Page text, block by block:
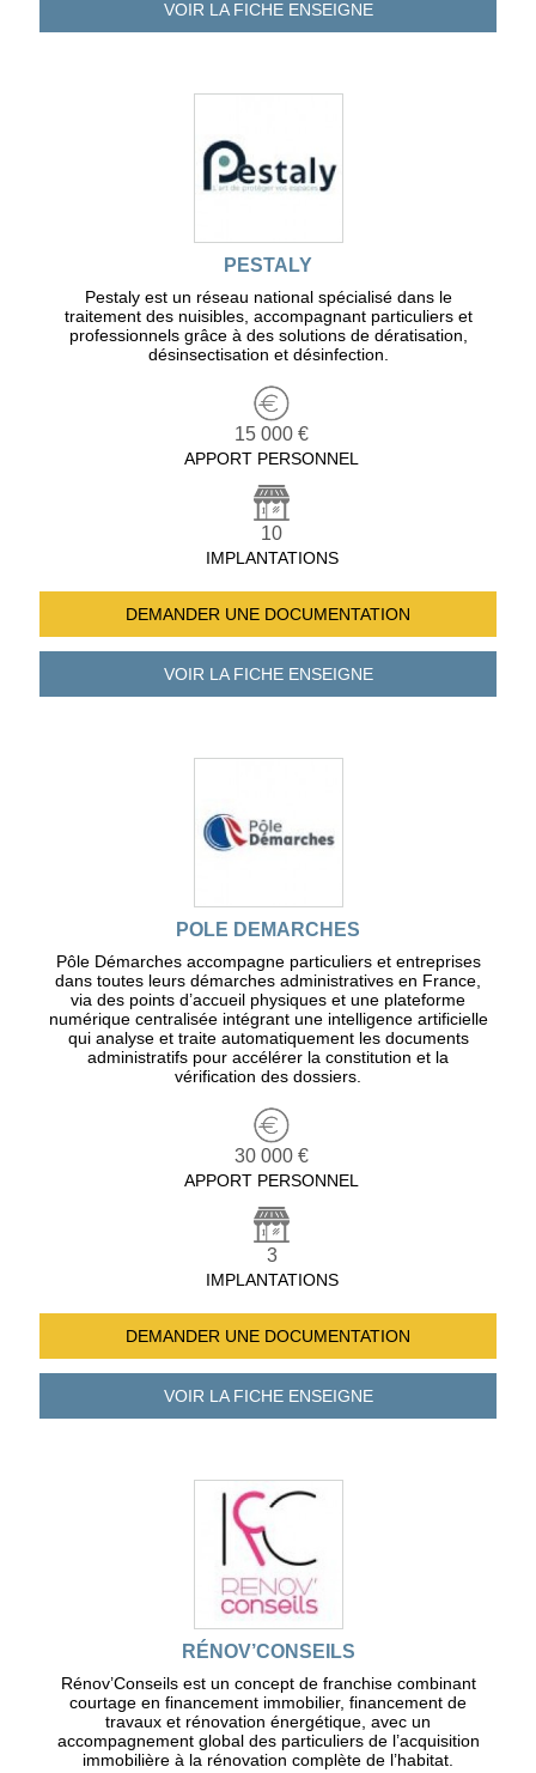
VOIR LA FICHEENSEIGNE
PESTALY
Pestaly est un réseau national spécialisé dans le
traitement des nuisibles, accompagnant particuliers et
professionnels grâce à des solutions de dératisation,
désinsectisation et désinfection.
15 000 €
APPORT PERSONNEL
10
IMPLANTATIONS
DEMANDER UNE DOCUMENTATION
VOIR LA FICHEENSEIGNE
POLE DEMARCHES
Pôle Démarches accompagne particuliers et entreprises
dans toutes leurs démarches administratives en France,
via des points d’accueil physiques et une plateforme
numérique centralisée intégrant une intelligence artificielle
qui analyse et traite automatiquement les documents
administratifs pour accélérer la constitution et la
vérification des dossiers.
30 000 €
APPORT PERSONNEL
3
IMPLANTATIONS
DEMANDER UNE DOCUMENTATION
VOIR LA FICHEENSEIGNE
RÉNOV’CONSEILS
Rénov’Conseils est un concept de franchise combinant
courtage en financement immobilier, financement de
travaux et rénovation énergétique, avec un
accompagnement global des particuliers de l’acquisition
immobilière à la rénovation complète de l’habitat.